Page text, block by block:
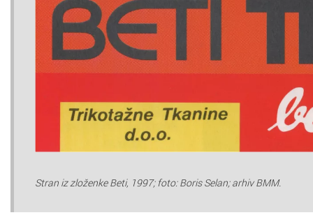
Stran iz zloženke Beti, 1997; foto: Boris Selan; arhiv BMM.